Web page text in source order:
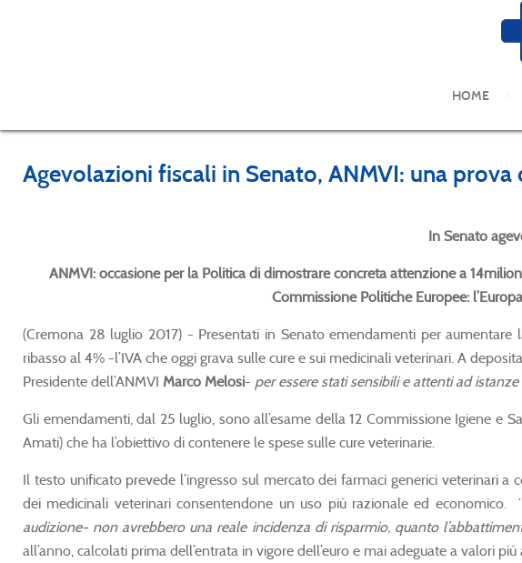
HOME
Agevolazioni fiscali in Senato, ANMVI: una prova
In Senato
ANMVI: occasione per la Politica di dimostrare concreta attenzione a
Commissione Politiche Europee:
(Cremona 28 luglio 2017) - Presentati in Senato emendamenti per
ribasso al 4% -l’IVA che oggi grava sulle cure e sui medicinali veterinari. A
Presidente dell’ANMVI Marco Melosi- per essere stati sensibili e attenti ad
Gli emendamenti, dal 25 luglio, sono all’esame della 12 Commissione Igiene e
Amati) che ha l’obiettivo di contenere le spese sulle cure veterinarie.
Il testo unificato prevede l’ingresso sul mercato dei farmaci generici veterinari
dei medicinali veterinari consentendone un uso più razionale ed economico.
audizione- non avrebbero una reale incidenza di risparmio, quanto
all’anno, calcolati prima dell’entrata in vigore dell’euro e mai adeguate a valori più